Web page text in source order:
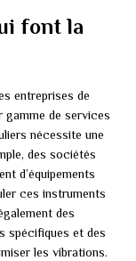
font la
entreprises de
gamme de services
nécessite une
des sociétés
d’équipements
ces instruments
des
spécifiques et des
les vibrations.